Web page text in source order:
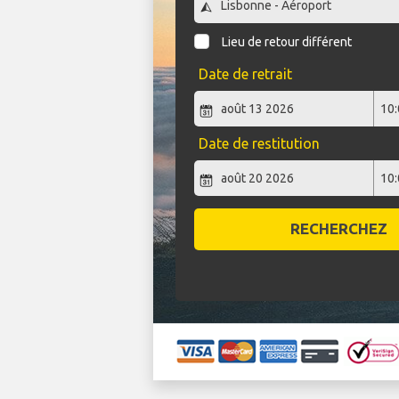
Lieu de retour différent
Date de retrait
Date de restitution
RECHERCHEZ